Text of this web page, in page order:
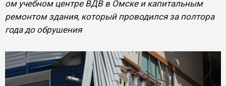
ом учебном центре ВДВ в Омске и капитальным
ремонтом здания, который проводился за полтора
года до обрушения